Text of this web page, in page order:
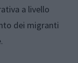
a livello
dei migranti